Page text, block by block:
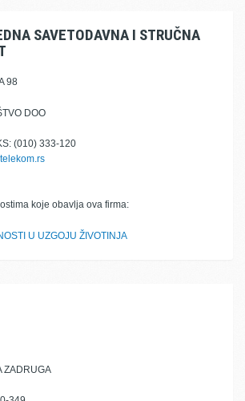
SAVETODAVNA I STRUČNA
98
DOO
(010) 333-120
koje obavlja ova firma:
U UZGOJU ŽIVOTINJA
ZADRUGA